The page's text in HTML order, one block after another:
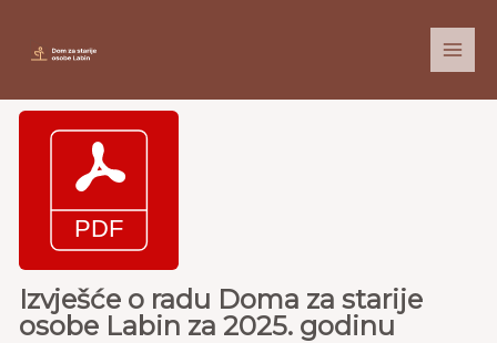
Izvješće o radu Doma za starije
osobe Labin za 2025. godinu